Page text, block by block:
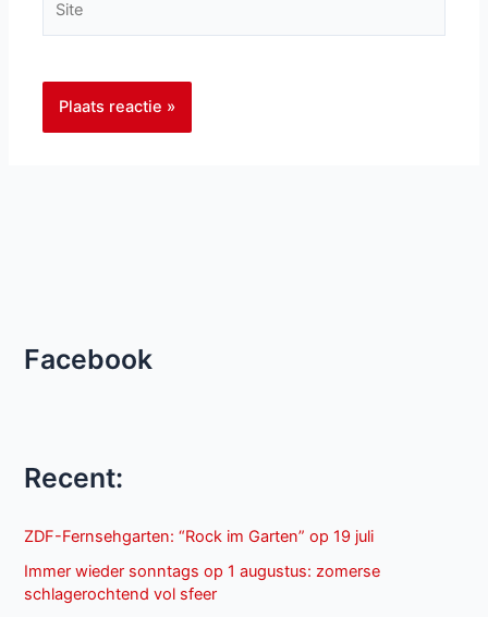
Facebook
Recent:
ZDF-Fernsehgarten: “Rock im Garten” op 19 juli
Immer wieder sonntags op 1 augustus: zomerse
schlagerochtend vol sfeer